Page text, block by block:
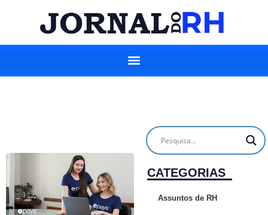
CATEGORIAS
Assuntos de RH